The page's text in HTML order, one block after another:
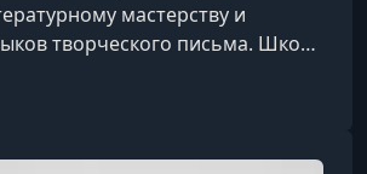
мастерству и
творческого письма. Школа
и опытных авторов,
мастерские, вебинары и
мастерству, нон-